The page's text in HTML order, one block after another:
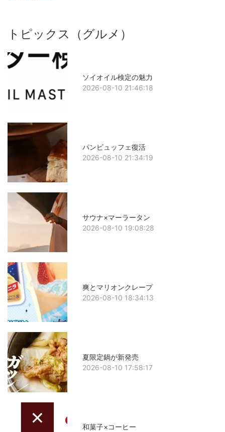
トピックス（グルメ）
ソイオイル検定の魅力
2026-08-10 21:46:18
パンビュッフェ復活
2026-08-10 21:34:19
サウナ×マーラータン
2026-08-10 19:08:28
爽とマリオンクレープ
2026-08-10 18:34:13
夏限定鍋が新発売
2026-08-10 17:58:17
和菓子×コーヒー